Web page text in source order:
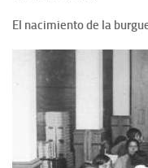
El nacimiento de la